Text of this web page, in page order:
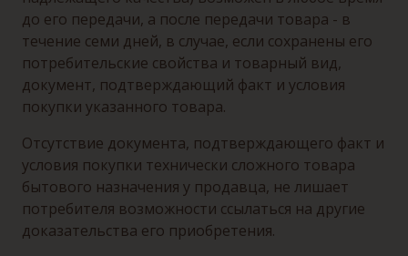
до его передачи, а после передачи товара - в
течение семи дней, в случае, если сохранены его
потребительские свойства и товарный вид,
документ, подтверждающий факт и условия
покупки указанного товара.
Отсутствие документа, подтверждающего факт и
условия покупки технически сложного товара
бытового назначения у продавца, не лишает
потребителя возможности ссылаться на другие
доказательства его приобретения.